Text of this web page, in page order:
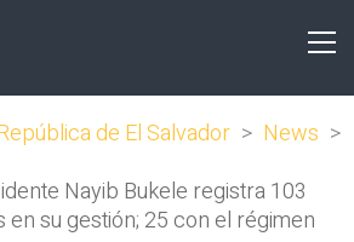
de El Salvador > News >
Nayib Bukele registra 103
en su gestión; 25 con el régimen